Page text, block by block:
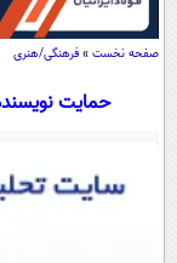
صفحه نخست » فرهنگی/هنری
حمایت